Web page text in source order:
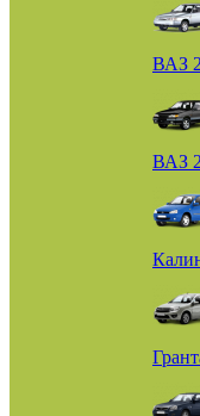
ВАЗ
ВАЗ